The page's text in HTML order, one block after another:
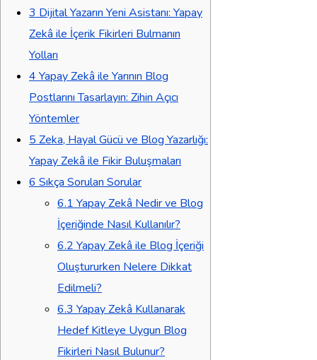
3 Dijital Yazarın Yeni Asistanı: Yapay
Zekâ ile İçerik Fikirleri Bulmanın
Yolları
4 Yapay Zekâ ile Yarının Blog
Postlarını Tasarlayın: Zihin Açıcı
Yöntemler
5 Zeka, Hayal Gücü ve Blog Yazarlığı:
Yapay Zekâ ile Fikir Buluşmaları
6 Sıkça Sorulan Sorular
6.1 Yapay Zekâ Nedir ve Blog
İçeriğinde Nasıl Kullanılır?
6.2 Yapay Zekâ ile Blog İçeriği
Oluştururken Nelere Dikkat
Edilmeli?
6.3 Yapay Zekâ Kullanarak
Hedef Kitleye Uygun Blog
Fikirleri Nasıl Bulunur?